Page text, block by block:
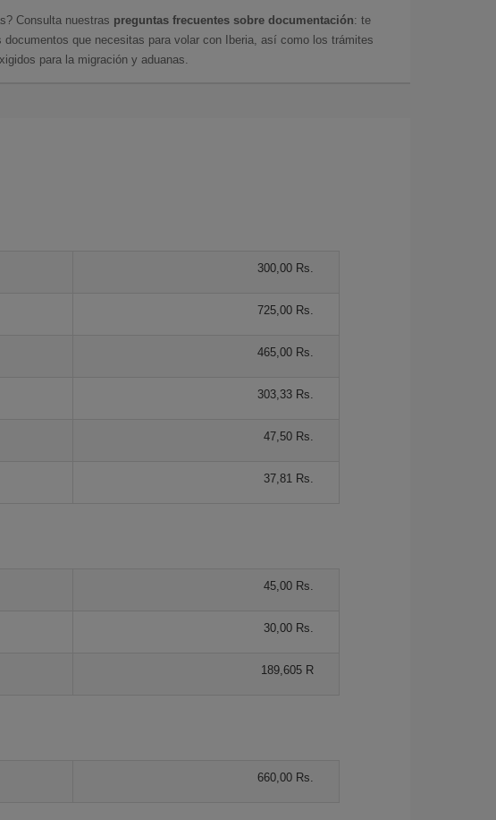
Consulta nuestras preguntas frecuentes sobre documentación: te
documentos que necesitas para volar con Iberia, así como los trámites
para la migración y aduanas.
300,00 Rs.
725,00 Rs.
465,00 Rs.
303,33 Rs.
47,50 Rs.
37,81 Rs.
45,00 Rs.
30,00 Rs.
189,605 R
660,00 Rs.